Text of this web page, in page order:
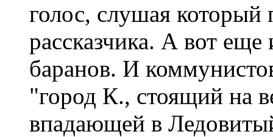
голос, слушая который
рассказчика. А вот
баранов. И
"город К., стоящий на
впадающей в